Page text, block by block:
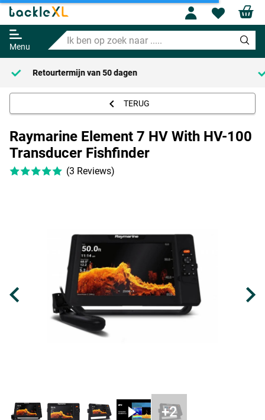
Menu
Ik
ben
op
zoek
naar
Profile
Raymarine Element 7 HV With HV-
100 Transducer Fishfinder
Adviesprijs
901.45
699.95
Voor 23:59 Besteld = Morgen in huis!*
TERUG
Raymarine Element 7 HV With HV-100
Transducer Fishfinder
(3 Reviews)